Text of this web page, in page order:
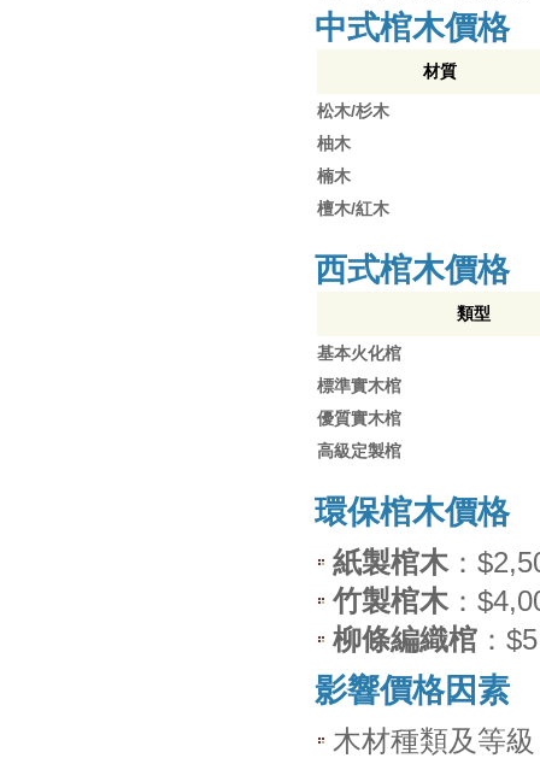
中式棺木價格
材質
松木/杉木
柚木
楠木
檀木/紅木
西式棺木價格
類型
基本火化棺
標準實木棺
優質實木棺
高級定製棺
環保棺木價格
紙製棺木：
竹製棺木：
柳條編織棺 ：
影響價格因素
木材種類及等級